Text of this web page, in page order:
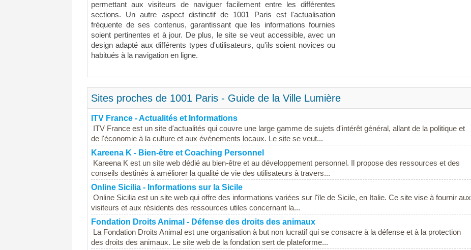
permettant aux visiteurs de naviguer facilement entre les différentes
sections. Un autre aspect distinctif de 1001 Paris est l'actualisation
fréquente de ses contenus, garantissant que les informations fournies
soient pertinentes et à jour. De plus, le site se veut accessible, avec un
design adapté aux différents types d'utilisateurs, qu'ils soient novices ou
habitués à la navigation en ligne.
Sites proches de 1001 Paris - Guide de la Ville Lumière
ITV France - Actualités et Informations
ITV France est un site d'actualités qui couvre une large gamme de sujets d'intérêt général, allant de la politique et
de l'économie à la culture et aux événements locaux. Le site se veut...
Kareena K - Bien-être et Coaching Personnel
Kareena K est un site web dédié au bien-être et au développement personnel. Il propose des ressources et des
conseils destinés à améliorer la qualité de vie des utilisateurs à travers...
Online Sicilia - Informations sur la Sicile
Online Sicilia est un site web qui offre des informations variées sur l'île de Sicile, en Italie. Ce site vise à fournir aux
visiteurs et aux résidents des ressources utiles concernant la...
Fondation Droits Animal - Défense des droits des animaux
La Fondation Droits Animal est une organisation à but non lucratif qui se consacre à la défense et à la protection
des droits des animaux. Le site web de la fondation sert de plateforme...